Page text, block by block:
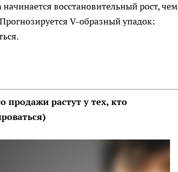
восстановительный рост, чем
V-образный упадок:
продажи растут у тех, кто